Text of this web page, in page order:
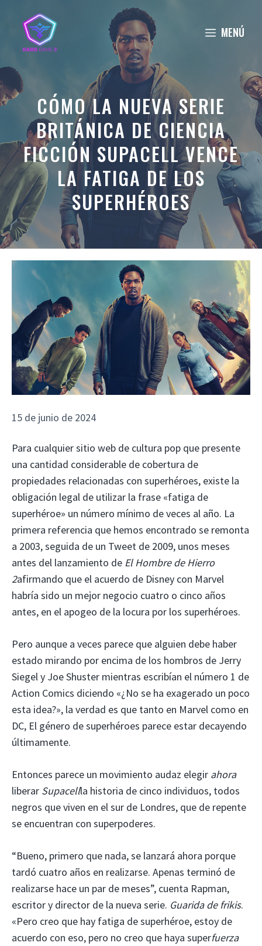
contenido
MENÚ
CÓMO LA NUEVA SERIE
BRITÁNICA DE CIENCIA
FICCIÓN SUPACELL VENCE
LA FATIGA DE LOS
SUPERHÉROES
15 de junio de 2024
Para cualquier sitio web de cultura pop que presente
una cantidad considerable de cobertura de
propiedades relacionadas con superhéroes, existe la
obligación legal de utilizar la frase «fatiga de
superhéroe» un número mínimo de veces al año. La
primera referencia que hemos encontrado se remonta
a 2003, seguida de un Tweet de 2009, unos meses
antes del lanzamiento de El Hombre de Hierro
2afirmando que el acuerdo de Disney con Marvel
habría sido un mejor negocio cuatro o cinco años
antes, en el apogeo de la locura por los superhéroes.
Pero aunque a veces parece que alguien debe haber
estado mirando por encima de los hombros de Jerry
Siegel y Joe Shuster mientras escribían el número 1 de
Action Comics diciendo «¿No se ha exagerado un poco
esta idea?», la verdad es que tanto en Marvel como en
DC, El género de superhéroes parece estar decayendo
últimamente.
Entonces parece un movimiento audaz elegir ahora
liberar Supacellla historia de cinco individuos, todos
negros que viven en el sur de Londres, que de repente
se encuentran con superpoderes.
“Bueno, primero que nada, se lanzará ahora porque
tardó cuatro años en realizarse. Apenas terminó de
realizarse hace un par de meses”, cuenta Rapman,
escritor y director de la nueva serie. Guarida de frikis.
«Pero creo que hay fatiga de superhéroe, estoy de
acuerdo con eso, pero no creo que haya superfuerza